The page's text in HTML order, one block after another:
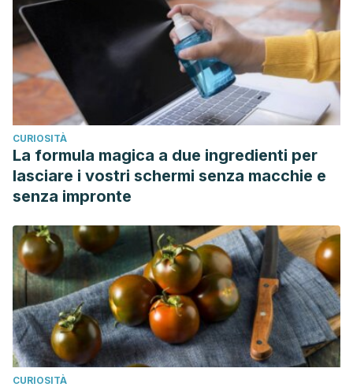
CURIOSITÀ
La formula magica a due ingredienti per
lasciare i vostri schermi senza macchie e
senza impronte
CURIOSITÀ